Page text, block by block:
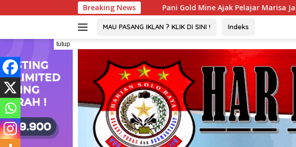
ke
Breaking News
Pani Gold Mine Ajak Pelajar Marisa Jaga Kelestarian Lingkungan
MAU PASANG IKLAN ? KLIK DI SINI ! Indeks
tutup